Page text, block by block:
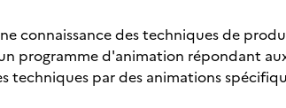
connaissance des techniques de
programme d'animation répondant
techniques par des animations